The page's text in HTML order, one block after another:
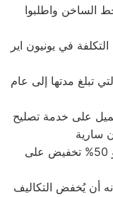
الساخن واطلبوا
في يونيون اير
تبلغ مدتها إلى عام
على خدمة تصليح
وأما إذا انتهت المدة فسيأخذ العميل نحو 50% تخفيض على
أن يُخفض التكاليف